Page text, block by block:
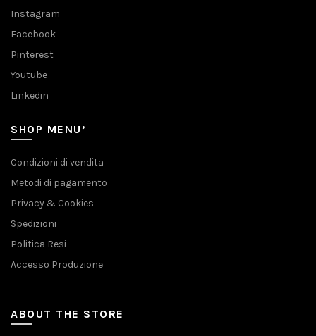
Instagram
Facebook
Pinterest
Youtube
Linkedin
SHOP MENU’
Condizioni di vendita
Metodi di pagamento
Privacy & Cookies
Spedizioni
Politica Resi
Accesso Produzione
ABOUT THE STORE